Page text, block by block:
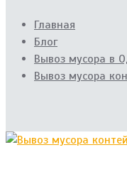
Главная
Блог
Вывоз мусора в
Вывоз мусора